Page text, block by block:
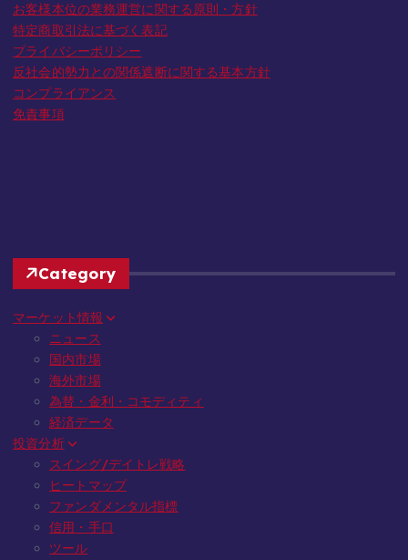
お客様本位の業務運営に関する原則・方針
特定商取引法に基づく表記
プライバシーポリシー
反社会的勢力との関係遮断に関する基本方針
コンプライアンス
免責事項
Category
マーケット情報
ニュース
国内市場
海外市場
為替・金利・コモディティ
経済データ
投資分析
スイング/デイトレ戦略
ヒートマップ
ファンダメンタル指標
信用・手口
ツール